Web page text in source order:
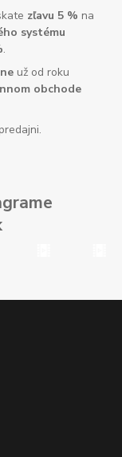
zľavu 5 % na
systému
.
už od roku
obchode